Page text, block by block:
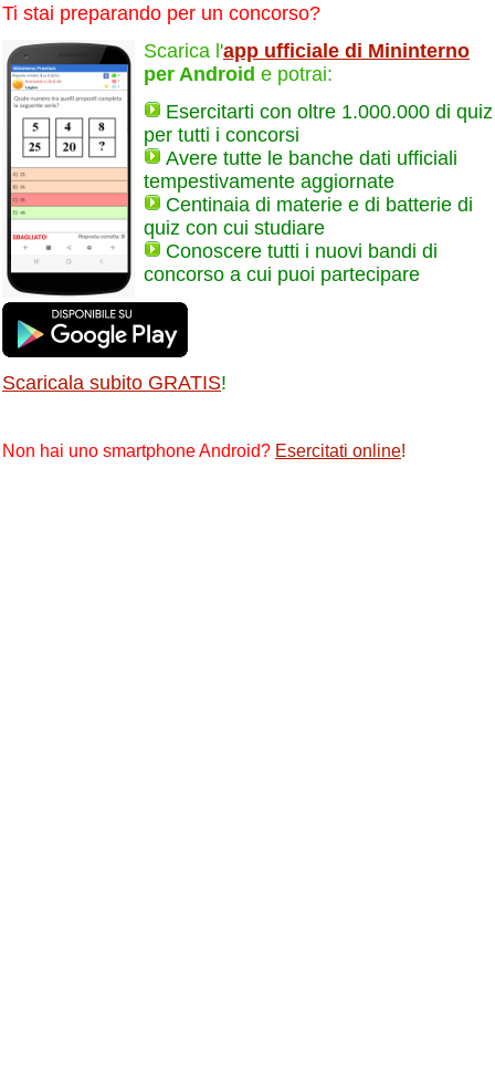
Ti stai preparando per un concorso?
Scarica l'app ufficiale di Mininterno
per Android e potrai:
Esercitarti con oltre 1.000.000 di quiz
per tutti i concorsi
Avere tutte le banche dati ufficiali
tempestivamente aggiornate
Centinaia di materie e di batterie di
quiz con cui studiare
Conoscere tutti i nuovi bandi di
concorso a cui puoi partecipare
Scaricala subito GRATIS!
Non hai uno smartphone Android? Esercitati online!